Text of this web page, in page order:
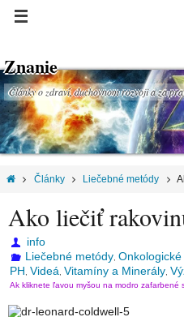
Znanie
Články o zdraví, duchovnom rozvoji a za
Články Liečebné metódy
Ako liečiť
info
Liečebné metódy ,
PH Videá Vitamíny a Minerály
Ak kliknete ľavou myšou na modro zafarbené